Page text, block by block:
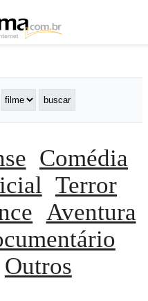
Comédia
Terror
Aventura
Outros